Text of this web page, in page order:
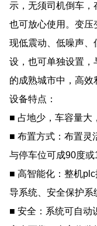
示，无须司机倒车，
也可放心使用。变压
现低震动、低噪声、
设，也可单独设置，
的成熟城市中，高效
设备特点：
■ 占地少，车容量大
■ 布置方式：布置灵
与停车位可成90度或
■ 高智能化：整机plc
导系统、安全保护系
■ 安全：系统可自动